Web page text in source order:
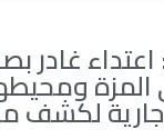
اعتداء غادر
المزة
لكشف